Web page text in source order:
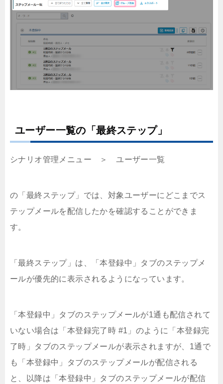
ユーザー一覧の「最終ステップ」
シナリオ管理メニュー ＞ ユーザー一覧
の「最終ステップ」では、対象ユーザーにどこまでス
テップメールを配信したかを確認することができま
す。
「最終ステップ」は、「本登録中」タブのステップメ
ールが優先的に表示されるようになっています。
「本登録中」タブのステップメールが1通も配信されて
いない場合は「本登録完了時 #1」のように「本登録完
了時」タブのステップメールが表示されますが、1通で
も「本登録中」タブのステップメールが配信される
と、以降は「本登録中」タブのステップメールが配信